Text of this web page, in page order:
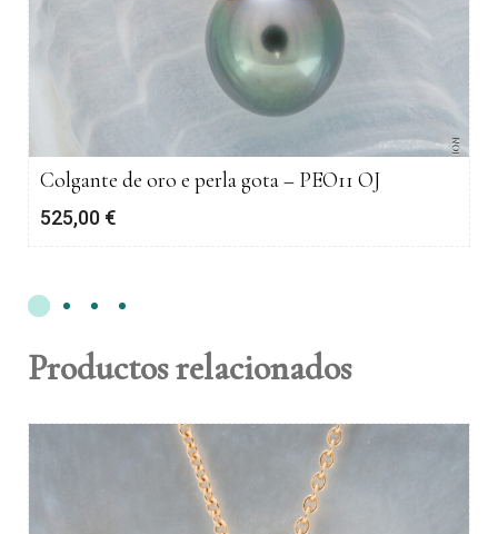
Colgante de oro e perla gota – PEO11 OJ
525,00 €
Productos relacionados